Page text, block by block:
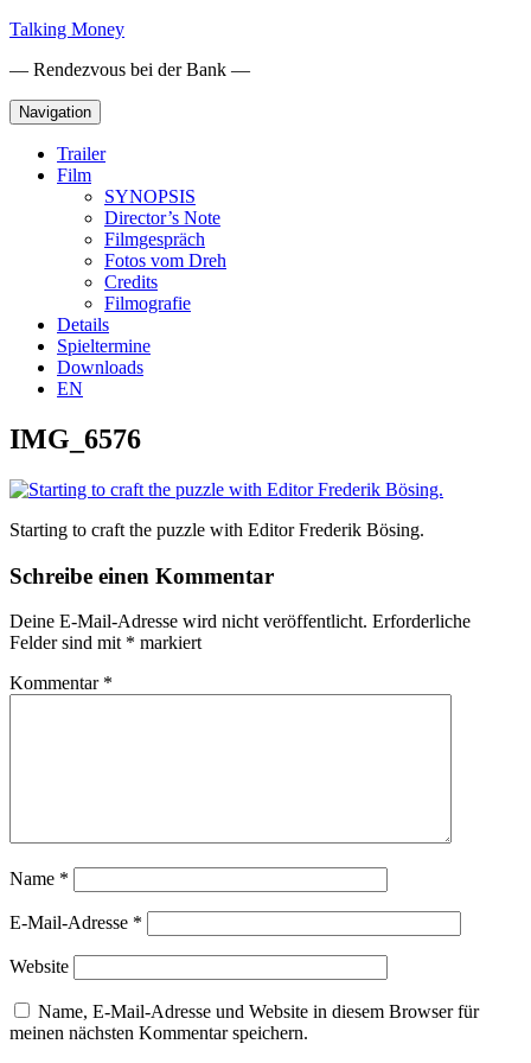
Skip
content
Talking Money
— Rendezvous bei der Bank —
Navigation
Trailer
Film
SYNOPSIS
Director’s Note
Filmgespräch
Fotos vom Dreh
Credits
Filmografie
Details
Spieltermine
Downloads
EN
IMG_6576
Starting to craft the puzzle with Editor Frederik Bösing.
Schreibe einen Kommentar
Deine E-Mail-Adresse wird nicht veröffentlicht. Erforderliche
Felder sind mit * markiert
Kommentar *
Name *
E-Mail-Adresse *
Website
Name, E-Mail-Adresse und Website in diesem Browser für
meinen nächsten Kommentar speichern.